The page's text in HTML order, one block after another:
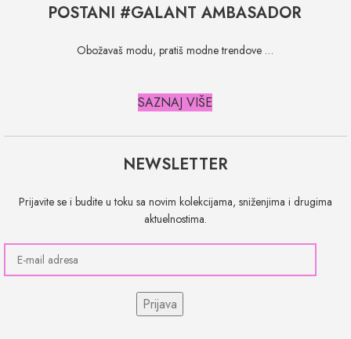
POSTANI #GALANT AMBASADOR
Obožavaš modu, pratiš modne trendove …
SAZNAJ VIŠE
NEWSLETTER
Prijavite se i budite u toku sa novim kolekcijama, sniženjima i drugima
aktuelnostima.